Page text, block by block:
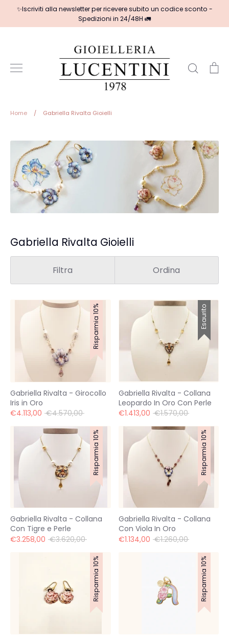
Salta
contenuto
✨Iscriviti alla newsletter per ricevere subito un codice sconto -
Spedizioni in 24/48H 🚛
Cerca
Home / Gabriella Rivalta Gioielli
Gabriella Rivalta Gioielli
Filtra Ordina
Risparmia 10%
Gabriella Rivalta - Girocollo
Iris in Oro
€4.113,00 Prezzo
€4.570,00
Esaurito
Gabriella Rivalta - Collana
Leopardo In Oro Con Perle
€1.413,00 Prezzo
€1.570,00
Risparmia 10%
Gabriella Rivalta - Collana
Con Tigre e Perle
€3.258,00 Prezzo
€3.620,00
Risparmia 10%
Gabriella Rivalta - Collana
Con Viola In Oro
€1.134,00 Prezzo
€1.260,00
Risparmia 10% Risparmia 10%